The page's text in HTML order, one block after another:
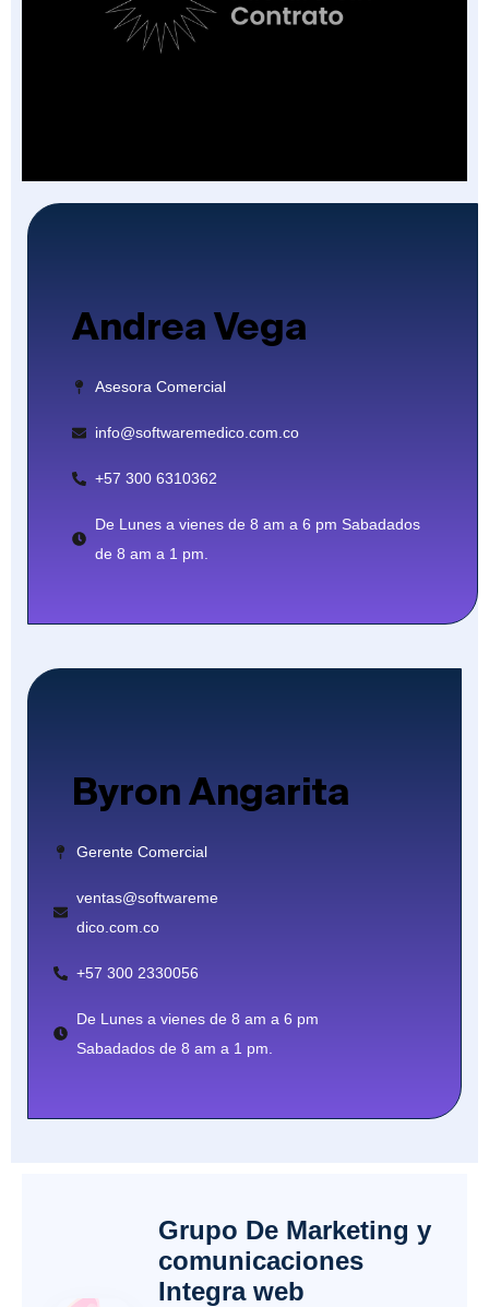
Andrea Vega
Asesora Comercial
info@softwaremedico.com.co
+57 300 6310362
De Lunes a vienes de 8 am a 6 pm Sabadados
de 8 am a 1 pm.
Byron Angarita
Gerente Comercial
ventas@softwareme
dico.com.co
+57 300 2330056
De Lunes a vienes de 8 am a 6 pm
Sabadados de 8 am a 1 pm.
Grupo De Marketing y
comunicaciones
Integra web